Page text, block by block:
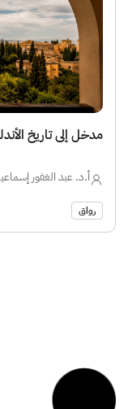
مدخل إلى تاريخ
أ.د. عبد الغفور
رواق